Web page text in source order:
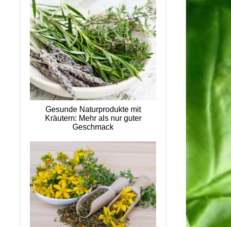
Gesunde Naturprodukte mit
Kräutern: Mehr als nur guter
Geschmack